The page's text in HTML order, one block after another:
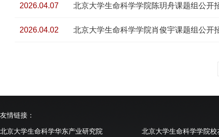
2026.04.07 北京大学生命科学学院陈玥舟课题组公开
2026.04.02 北京大学生命科学学院肖俊宇课题组公开
友情链接：
北京大学生命科学华东产业研究院 北京大学生命科学学院校